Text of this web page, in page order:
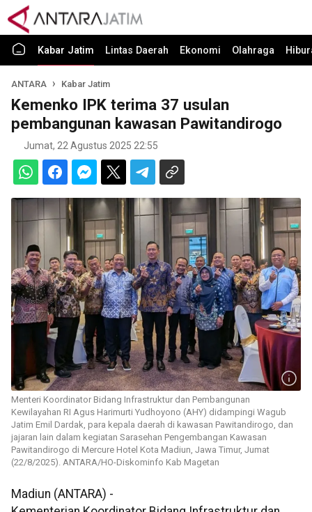
Kabar Jatim Lintas Daerah Ekonomi Olahraga
ANTARA Kabar Jatim
Kemenko IPK terima 37 usulan
pembangunan kawasan Pawitandirogo
Jumat, 22 Agustus 2025 22:55
Menteri Koordinator Bidang Infrastruktur dan Pembangunan
Kewilayahan RI Agus Harimurti Yudhoyono (AHY) didampingi Wagub
Jatim Emil Dardak, para kepala daerah di kawasan Pawitandirogo, dan
jajaran lain dalam kegiatan Sarasehan Pengembangan Kawasan
Pawitandirogo di Mercure Hotel Kota Madiun, Jawa Timur, Jumat
(22/8/2025). ANTARA/HO-Diskominfo Kab Magetan
Madiun (ANTARA) -